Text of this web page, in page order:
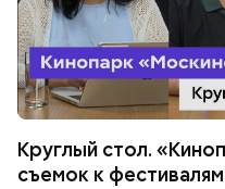
Круглый стол.
съемок к